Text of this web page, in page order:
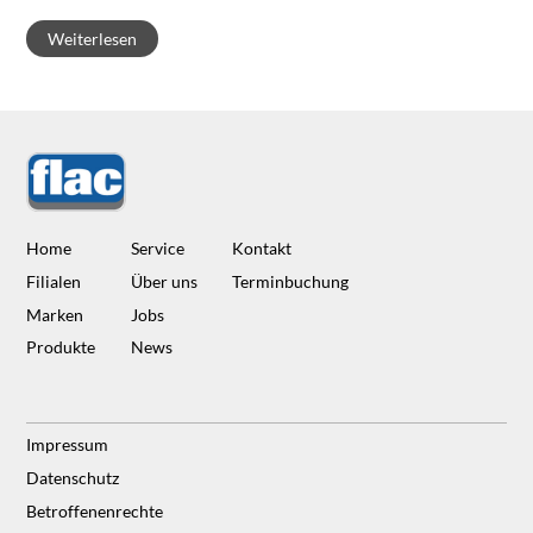
Weiterlesen
Home
Filialen
Marken
Produkte
Service
Über uns
Jobs
News
Kontakt
Terminbuchung
Impressum
Datenschutz
Betroffenenrechte